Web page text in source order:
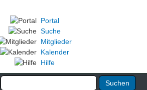
Portal
Suche
Mitglieder
Kalender
Hilfe